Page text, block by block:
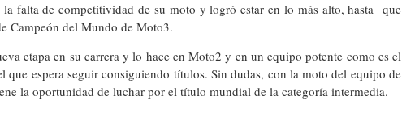
la falta de competitividad de su moto y logró estar en lo más alto, hasta que
Campeón del Mundo de Moto3.
etapa en su carrera y lo hace en Moto2 y en un equipo potente como es el
que espera seguir consiguiendo títulos. Sin dudas, con la moto del equipo de
la oportunidad de luchar por el título mundial de la categoría intermedia.